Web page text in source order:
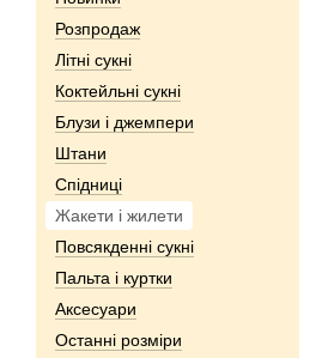
Розпродаж
Літні сукні
Коктейльні сукні
Блузи і джемпери
Штани
Спідниці
Жакети і жилети
Повсякденні сукні
Пальта і куртки
Аксесуари
Останні розміри